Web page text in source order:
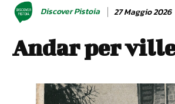
Discover Pistoia 27 Maggio 2026
Andar per